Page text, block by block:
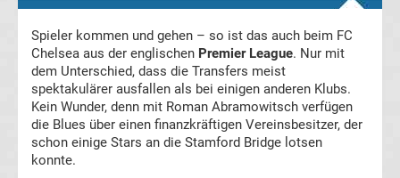
Volleyball
&
Beachvolleyball
Wasserball
Spieler kommen und gehen – so ist das auch beim FC
Chelsea aus der englischen Premier League. Nur mit
dem Unterschied, dass die Transfers meist
spektakulärer ausfallen als bei einigen anderen Klubs.
Kein Wunder, denn mit Roman Abramowitsch verfügen
die Blues über einen finanzkräftigen Vereinsbesitzer, der
schon einige Stars an die Stamford Bridge lotsen
konnte.